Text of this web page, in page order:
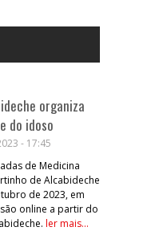
organiza
do idoso
- 17:45
de Medicina
de Alcabideche
de 2023, em
online a partir do
ler mais...